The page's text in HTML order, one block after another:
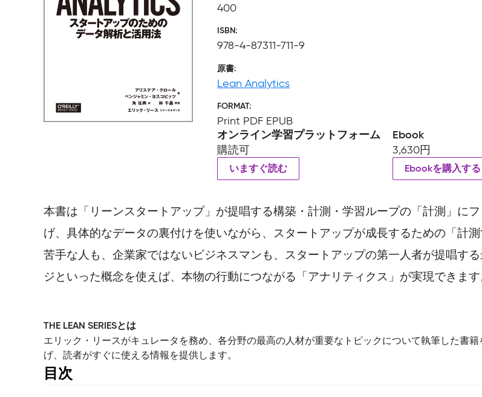
400
ISBN
978-4-87311-711-9
原書
Lean Analytics
FORMAT
Print PDF EPUB
オンライン学習プラットフォーム
購読可
いますぐ読む
Ebook
3,630円
Ebookを購入する
本書は「リーンスタートアップ」が提唱する構築・計測・学習ループの「計測」に
げ、具体的なデータの裏付けを使いながら、スタートアップが成長するための「計
苦手な人も、企業家ではないビジネスマンも、スタートアップの第一人者が提唱す
ジといった概念を使えば、本物の行動につながる「アナリティクス」が実現できます
THE LEAN SERIESとは
エリック・リースがキュレータを務め、各分野の最高の人材が重要なトピックについて執筆した書
げ、読者がすぐに使える情報を提供します。
目次